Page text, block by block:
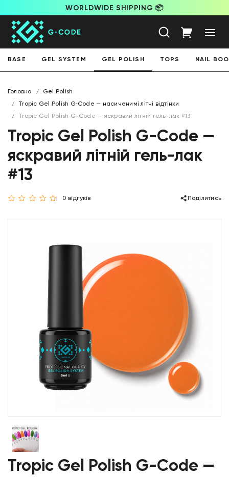
WORLDWIDE SHIPPING 📦
BASE GEL SYSTEM GEL POLISH TOPS NAIL
Головна
Gel Polish
Tropic Gel Polish G‑Code — насиченимі літні відтінки
Tropic Gel Polish G-Code — яскравий літній гель-лак #13
Tropic Gel Polish G-Code —
яскравий літній гель-лак
#13
0 відгуків Поділитись
Tropic Gel Polish G-Code —